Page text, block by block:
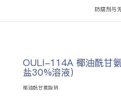
防腐剂与
OULI-114A 椰油酰甘
盐30%溶液）
椰油酰甘氨酸钠